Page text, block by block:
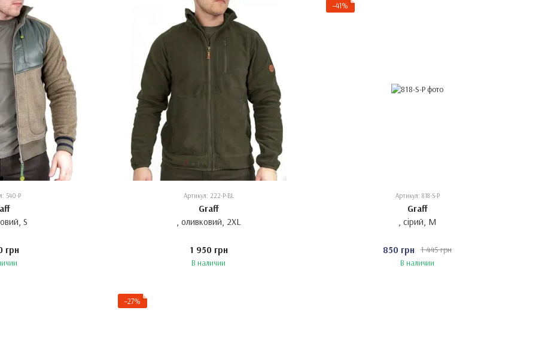
540-P
S
грн
Артикул: 222-P-BL
Graff
, оливковий, 2XL
1 950 грн
В наличии
−41%
Артикул: 818-S-P
Graff
, сірий, M
1 445 грн
850 грн
В наличии
−27%